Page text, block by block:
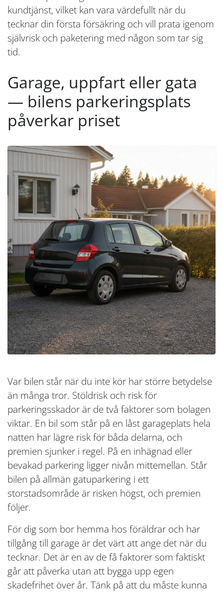
kundtjänst, vilket kan vara värdefullt när du
tecknar din första försäkring och vill prata igenom
självrisk och paketering med någon som tar sig
tid.
Garage, uppfart eller gata
— bilens parkeringsplats
påverkar priset
Var bilen står när du inte kör har större betydelse
än många tror. Stöldrisk och risk för
parkeringsskador är de två faktorer som bolagen
viktar. En bil som står på en låst garageplats hela
natten har lägre risk för båda delarna, och
premien sjunker i regel. På en inhägnad eller
bevakad parkering ligger nivån mittemellan. Står
bilen på allmän gatuparkering i ett
storstadsområde är risken högst, och premien
följer.
För dig som bor hemma hos föräldrar och har
tillgång till garage är det värt att ange det när du
tecknar. Det är en av de få faktorer som faktiskt
går att påverka utan att bygga upp egen
skadefrihet över år. Tänk på att du måste kunna